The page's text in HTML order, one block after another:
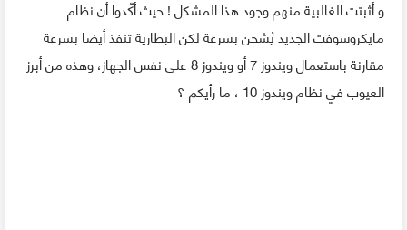
و أثبتت الغالبية منهم وجود هذا المشكل ! حيث أكّدوا أن نظام
مايكروسوفت الجديد يُشحن بسرعة لكن البطارية تنفذ أيضا بسرعة
مقارنة باستعمال ويندوز 7 أو ويندوز 8 على نفس الجهاز، وهذه من أبرز
العيوب في نظام ويندوز 10 ، ما رأيكم ؟